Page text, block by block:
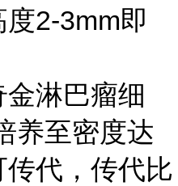
2-3mm即
淋巴瘤细
养至密度达
代，传代比